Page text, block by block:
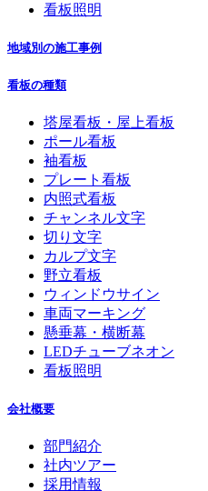
看板照明
地域別の施工事例
看板の種類
塔屋看板・屋上看板
ポール看板
袖看板
プレート看板
内照式看板
チャンネル文字
切り文字
カルプ文字
野立看板
ウィンドウサイン
車両マーキング
懸垂幕・横断幕
LEDチューブネオン
看板照明
会社概要
部門紹介
社内ツアー
採用情報